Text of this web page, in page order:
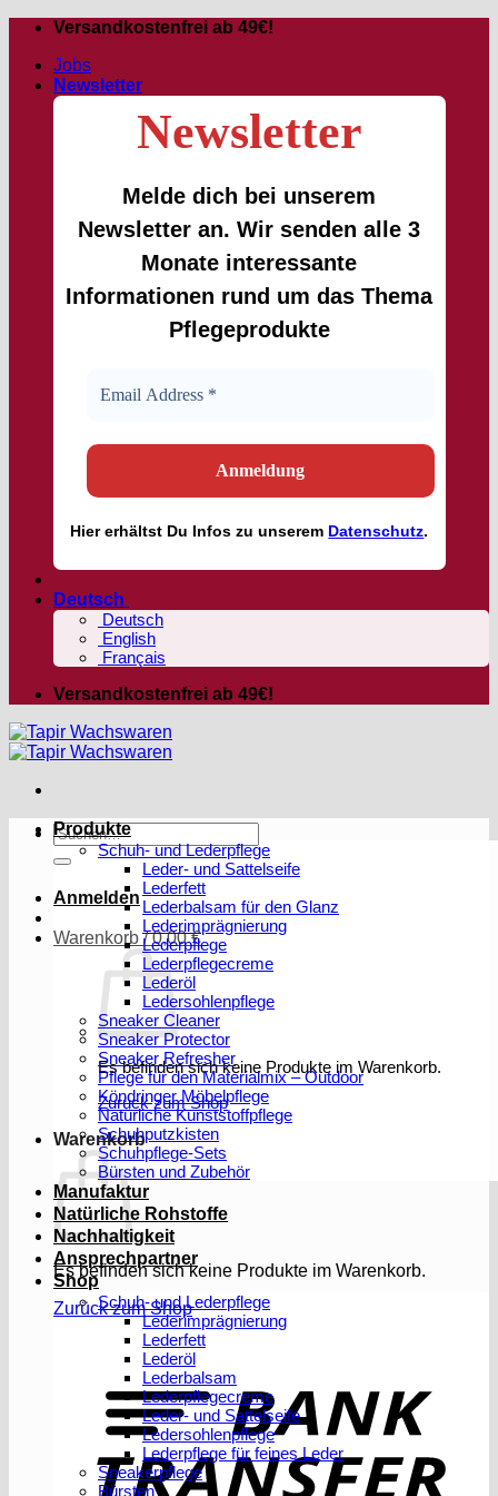
Zum
springen
Versandkostenfrei ab 49€!
Jobs
Newsletter
Newsletter
Melde dich bei unserem
Newsletter an. Wir senden alle 3
Monate interessante
Informationen rund um das Thema
Pflegeprodukte
Hiererhältst Du Infos zu unserem Datenschutz.
Deutsch
Deutsch
English
Français
Versandkostenfrei ab 49€!
Suchen
nach:
Anmelden
Warenkorb /0,00€
Es befinden sich keine Produkte im Warenkorb.
Zurück zum Shop
Warenkorb
Es befinden sich keine Produkte im Warenkorb.
Zurück zum Shop
Produkte
Schuh- und Lederpflege
Leder- und Sattelseife
Lederfett
Lederbalsam für den Glanz
Lederimprägnierung
Lederpflege
Lederpflegecreme
Lederöl
Ledersohlenpflege
Sneaker Cleaner
Sneaker Protector
Sneaker Refresher
Pflege für den Materialmix – Outdoor
Köndringer Möbelpflege
Natürliche Kunststoffpflege
Schuhputzkisten
Schuhpflege-Sets
Bürsten und Zubehör
Manufaktur
Natürliche Rohstoffe
Nachhaltigkeit
Ansprechpartner
Shop
Schuh- und Lederpflege
Lederimprägnierung
Lederfett
Lederöl
Lederbalsam
Lederpflegecreme
Leder- und Sattelseife
Ledersohlenpflege
Lederpflege für feines Leder
Sneakerpflege
Bürsten